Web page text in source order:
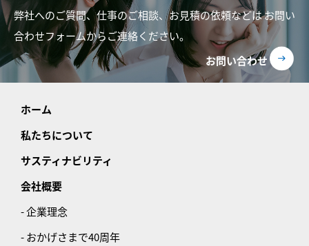
弊社へのご質問、仕事のご相談、お見積の依頼などはお問い
合わせフォームからご連絡ください。
お問い合わせ
ホーム
私たちについて
サスティナビリティ
会社概要
- 企業理念
- おかげさまで40周年